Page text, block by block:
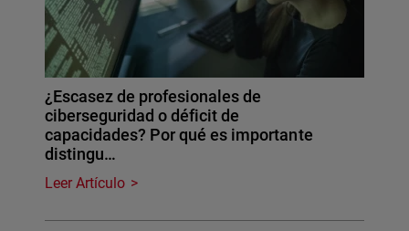
¿Escasez de profesionales de
ciberseguridad o déficit de
capacidades? Por qué es importante
distingu…
Leer Artículo